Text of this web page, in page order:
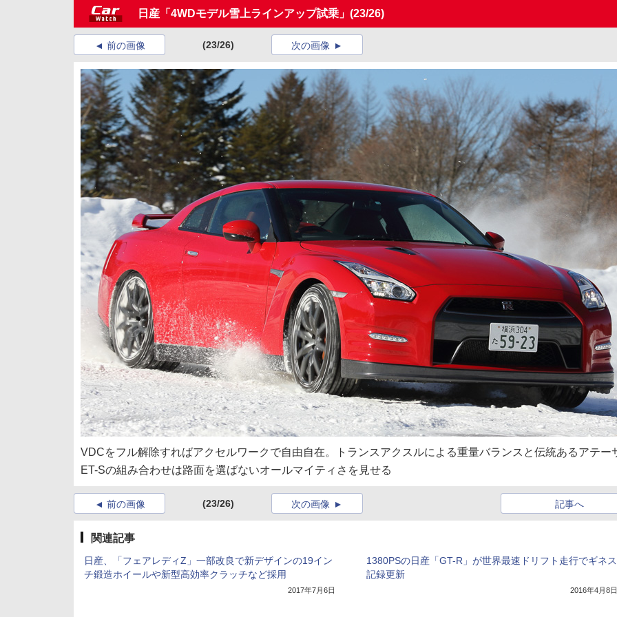
日産「4WDモデル雪上ラインアップ試乗」 (23/26)
前の画像 (23/26) 次の画像
VDCをフル解除すればアクセルワークで自由自在。トランスアクスルによる重量バランスと伝統あるアテー
ET-Sの組み合わせは路面を選ばないオールマイティさを見せる
前の画像 (23/26) 記事へ
次の画像
関連記事
日産、「フェアレディZ」一部改良で新デザインの19イン
チ鍛造ホイールや新型高効率クラッチなど採用
2017年7月6日
1380PSの日産「GT-R」が世界最速ドリフト走行でギネス
記録更新
2016年4月8日